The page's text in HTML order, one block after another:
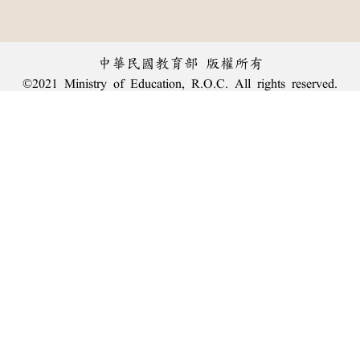
中華民國教育部 版權所有
©2021 Ministry of Education, R.O.C. All rights reserved.